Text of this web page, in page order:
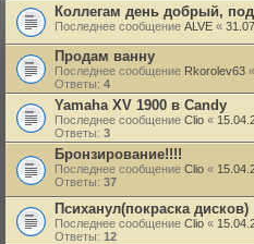
Коллегам день добрый,
Последнее сообщение ALVE «
Продам ванну
Последнее сообщение Rkorolev63 «
Ответы: 4
Yamaha XV 1900 в Candy
Последнее сообщение Clio «
Ответы: 3
Бронзирование!!!!
Последнее сообщение Clio «
Ответы: 37
Психанул(покраска дисков)
Последнее сообщение Clio «
Ответы: 12